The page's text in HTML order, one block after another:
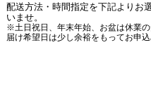
配送方法・時間指定を下記よりお
いませ。
※土日祝日、年末年始、お盆は休業
届け希望日は少し余裕をもってお申込